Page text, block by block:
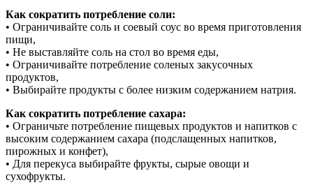
Как сократить потребление соли:
• Ограничивайте соль и соевый соус во время приготовления
пищи,
• Не выставляйте соль на стол во время еды,
• Ограничивайте потребление соленых закусочных
продуктов,
• Выбирайте продукты с более низким содержанием натрия.
Как сократить потребление сахара:
• Ограничьте потребление пищевых продуктов и напитков с
высоким содержанием сахара (подслащенных напитков,
пирожных и конфет),
• Для перекуса выбирайте фрукты, сырые овощи и
сухофрукты.